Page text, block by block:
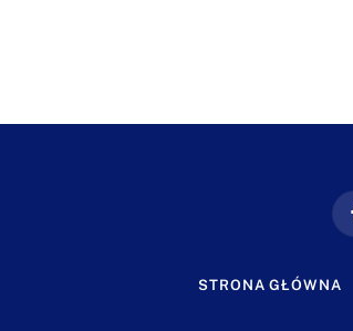
STRONA GŁÓWNA